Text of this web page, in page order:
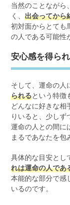
当然のことながら
く、出会ってから
初対面からとても
の人である可能性
安心感を得ら
そして、運命の人
られるという特徴
どんなに好きな
りいると、少しず
運命の人との間に
まるであなたを包
具体的な目安とし
れは運命の人であ
本能的な部分で感
いるのです。